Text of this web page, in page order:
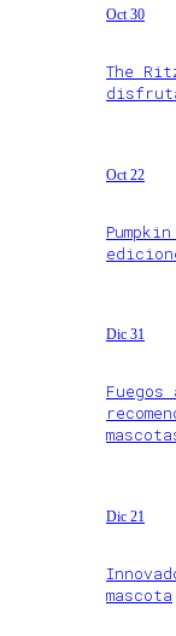
Oct 30
The
Oct 22
Dic 31
Dic 21
mascota